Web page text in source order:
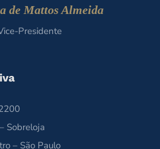
de Mattos Almeida
Presidente
Sobreloja
– São Paulo